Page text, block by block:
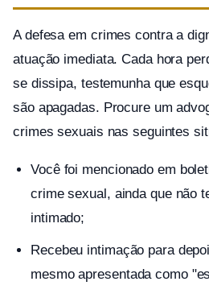
A defesa em crimes contra a
atuação imediata. Cada hora
se dissipa, testemunha que
são apagadas. Procure um
crimes sexuais nas seguintes
Você foi mencionado em
crime sexual, ainda que não
intimado;
Recebeu intimação para
mesmo apresentada como